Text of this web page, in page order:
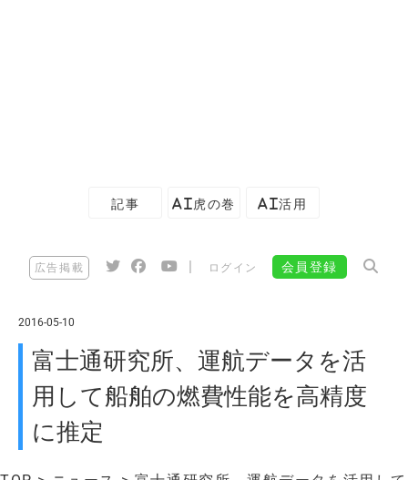
記事 AI虎の巻 AI活用
広告掲載 ログイン 会員登録
2016-05-10
富士通研究所、運航データを活
用して船舶の燃費性能を高精度
に推定